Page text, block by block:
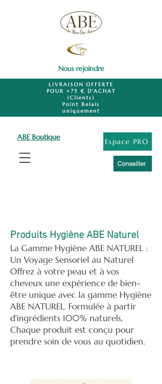
LIVRAISON OFFERTE
POUR +75 € D'ACHAT
(Clients)
Point Relais
uniquement
ABE Boutique
Conseiller
Nous rejoindre
Espace PRO
Produits Hygiène ABE Naturel
La Gamme Hygiène ABE NATUREL :
Un Voyage Sensoriel au Naturel
Offrez à votre peau et à vos
cheveux une expérience de bien-
être unique avec la gamme Hygiène
ABE NATUREL. Formulée à partir
d'ingrédients 100% naturels,
Chaque produit est conçu pour
prendre soin de vous au quotidien.